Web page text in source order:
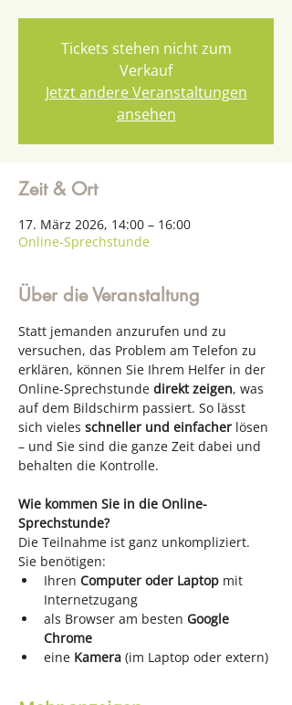
Tickets stehen nicht zum
Verkauf
Jetzt andere Veranstaltungen
ansehen
Zeit & Ort
17. März 2026, 14:00 – 16:00
Online-Sprechstunde
Über die Veranstaltung
Statt jemanden anzurufen und zu
versuchen, das Problem am Telefon zu
erklären, können Sie Ihrem Helfer in der
Online-Sprechstunde direkt zeigen, was
auf dem Bildschirm passiert. So lässt
sich vieles schneller und einfacher lösen
– und Sie sind die ganze Zeit dabei und
behalten die Kontrolle.
Wie kommen Sie in die Online-
Sprechstunde?
Die Teilnahme ist ganz unkompliziert.
Sie benötigen:
Ihren Computer oder Laptop mit
Internetzugang
als Browser am besten Google
Chrome
eine Kamera (im Laptop oder extern)